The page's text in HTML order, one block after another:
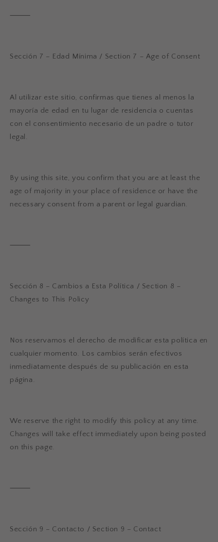
⸻
Sección 7 – Edad Mínima / Section 7 – Age of Consent
Al utilizar este sitio, confirmas que tienes al menos la
mayoría de edad en tu lugar de residencia o cuentas
con el consentimiento necesario de un padre o tutor
legal.
By using this site, you confirm that you are at least the
age of majority in your place of residence or have the
necessary consent from a parent or legal guardian.
⸻
Sección 8 – Cambios a Esta Política / Section 8 –
Changes to This Policy
Nos reservamos el derecho de modificar esta política en
cualquier momento. Los cambios serán efectivos
inmediatamente después de su publicación en esta
página.
We reserve the right to modify this policy at any time.
Changes will take effect immediately upon being posted
on this page.
⸻
Sección 9 – Contacto / Section 9 – Contact